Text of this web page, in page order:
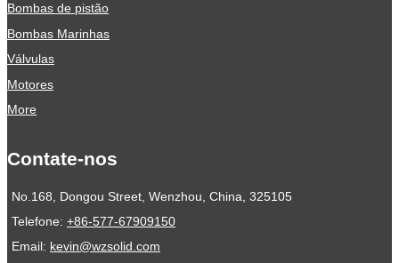
Bombas de pistão
Bombas Marinhas
Válvulas
Motores
More
Contate-nos
No.168, Dongou Street, Wenzhou, China, 325105
Telefone: +86-577-67909150
Email: kevin@wzsolid.com